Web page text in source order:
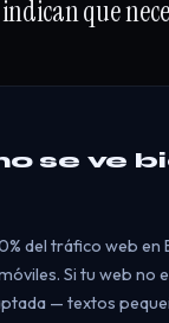
que
se ve
del tráfico web en
Si tu web no
— textos